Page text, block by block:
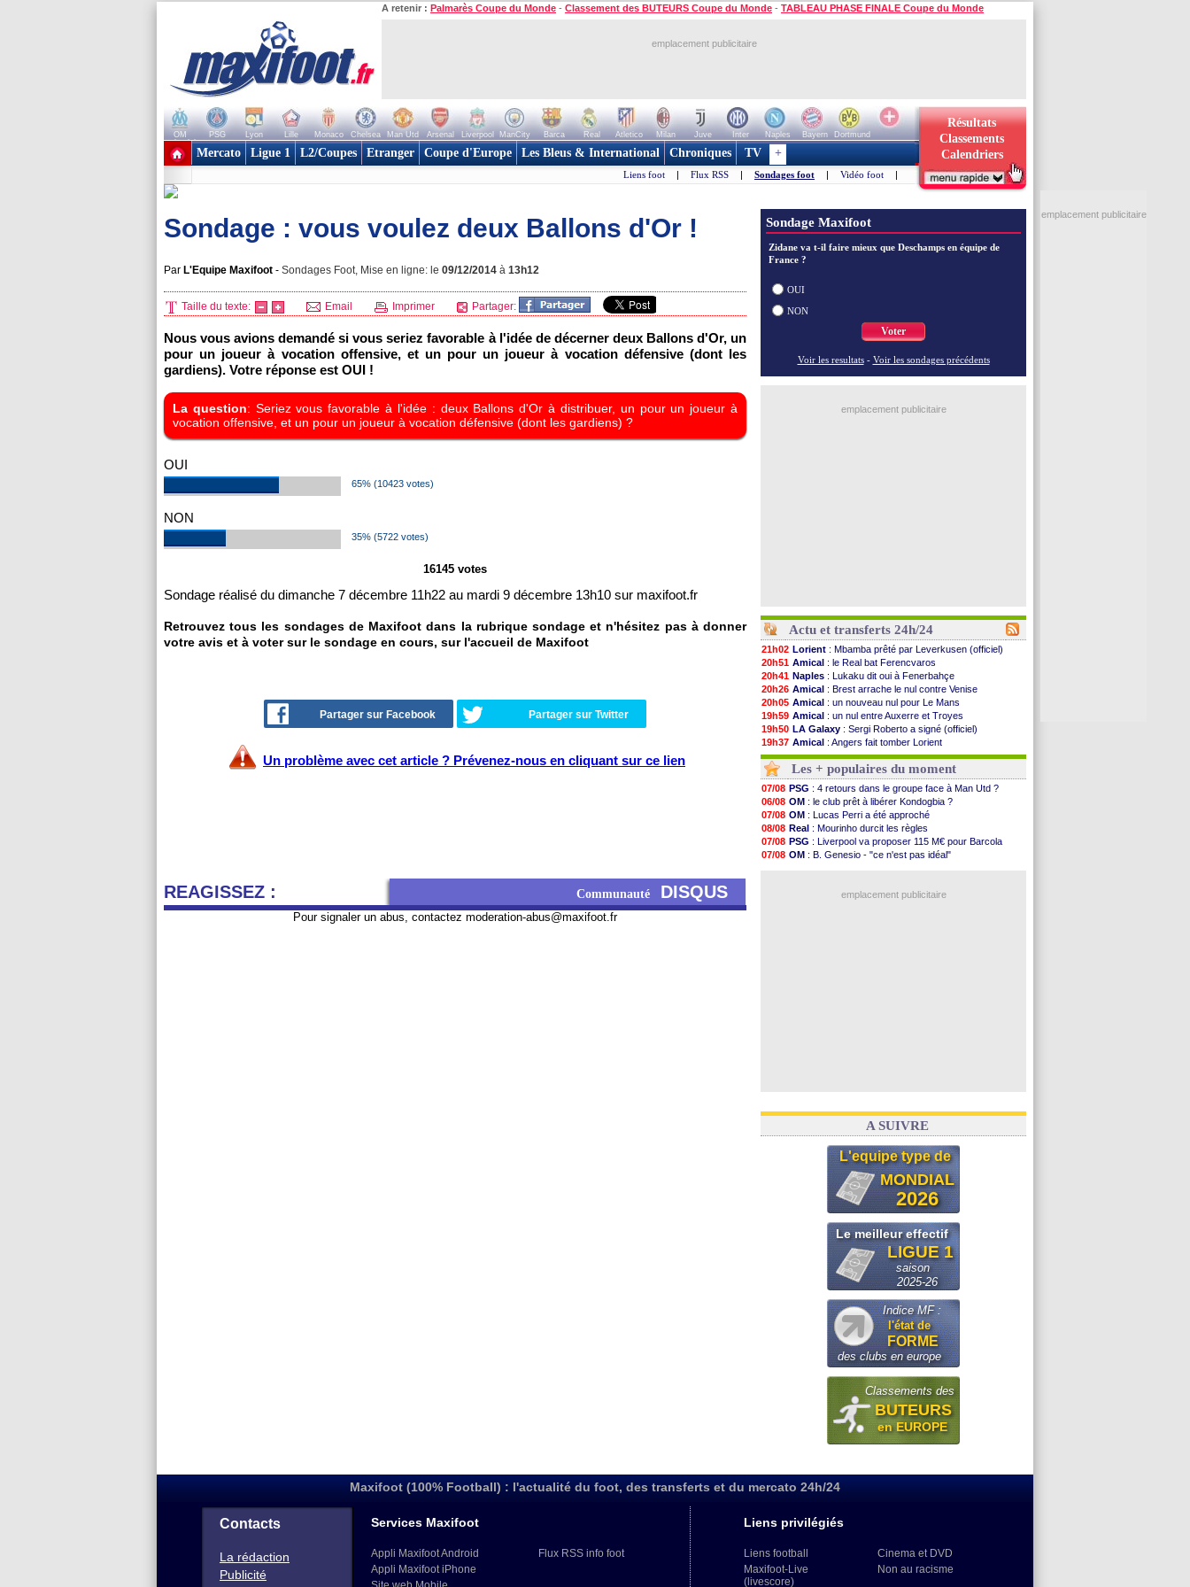
A retenir : Palmarès Coupe du Monde - Classement des BUTEURS Coupe du Monde - TABLEAU PHASE FINALE Coupe du Monde
emplacement publicitaire
OM PSG Lyon Lille Monaco Chelsea Man Utd Arsenal Liverpool ManCity Barca Real Atletico Milan Juve Inter Naples Bayern
Dortmund
+ de clubs
Résultats
Classements
Calendriers
Mercato Ligue 1 L2/Coupes Etranger Coupe d'Europe Les Bleus & International Chroniques TV +
Liens foot | Flux RSS | Sondages foot | Vidéo foot |
Sondage : vous voulez deux Ballons d'Or !
Par L'Equipe Maxifoot - Sondages Foot, Mise en ligne: le 09/12/2014 à 13h12
Taille du texte: Email Imprimer Partager:
Nous vous avions demandé si vous seriez favorable à l'idée de décerner deux Ballons d'Or, un
pour un joueur à vocation offensive, et un pour un joueur à vocation défensive (dont les
gardiens). Votre réponse est OUI !
La question: Seriez vous favorable à l'idée : deux Ballons d'Or à distribuer, un pour un joueur à
vocation offensive, et un pour un joueur à vocation défensive (dont les gardiens) ?
OUI
65% (10423 votes)
NON
35% (5722 votes)
16145 votes
Sondage réalisé du dimanche 7 décembre 11h22 au mardi 9 décembre 13h10 sur maxifoot.fr
Retrouvez tous les sondages de Maxifoot dans la rubrique sondage et n'hésitez pas à donner
votre avis et à voter sur le sondage en cours, sur l'accueil de Maxifoot
Partager sur Facebook Partager sur Twitter
Un problème avec cet article ? Prévenez-nous en cliquant sur ce lien
REAGISSEZ : Communauté DISQUS
Pour signaler un abus, contactez moderation-abus@maxifoot.fr
Sondage Maxifoot
Zidane va t-il faire mieux que Deschamps en équipe de
France ?
OUI
NON
Voter
Voir les resultats - Voir les sondages précédents
emplacement publicitaire
Actu et transferts 24h/24
21h02 Lorient : Mbamba prêté par Leverkusen (officiel)
20h51 Amical : le Real bat Ferencvaros
20h41 Naples : Lukaku dit oui à Fenerbahçe
20h26 Amical : Brest arrache le nul contre Venise
20h05 Amical : un nouveau nul pour Le Mans
19h59 Amical : un nul entre Auxerre et Troyes
19h50 LA Galaxy : Sergi Roberto a signé (officiel)
19h37 Amical : Angers fait tomber Lorient
19h12 Amical: le Paris FC corrigé par Mayence
19h03
Amical : Rennes encore battu par Brentford
18h52 Amical: Paris SG 1-1 Man Utd (fini)
18h41
Barça : De Jong menacé par l’arrivée de...
18h23
Atletico: Simeone ferme la porte pour Alvarez
18h01
Amical: Lens battu par Sunderland avant le ...
17h37
Nottingham: O. Diomande arrive pour 40 M€
17h25
Amical: Strasbourg s'incline encore
17h08
Amical: Lille s'impose à Hambourg
: Paris SG-Man Utd, les compos
Les + populaires du moment
07/08 PSG : 4 retours dans le groupe face à Man Utd ?
06/08 OM : le club prêt à libérer Kondogbia ?
07/08 OM : Lucas Perri a été approché
08/08 Real : Mourinho durcit les règles
07/08 PSG : Liverpool va proposer 115 M€ pour Barcola
07/08 OM : B. Genesio - "ce n'est pas idéal"
emplacement publicitaire
A SUIVRE
L'equipe type de
MONDIAL
2026
Le meilleur effectif
LIGUE 1
saison
2025-26
Indice MF :
l'état de
FORME
des clubs en europe
Classements des
BUTEURS
en EUROPE
emplacement publicitaire
Maxifoot (100% Football) : l'actualité du foot, des transferts et du mercato 24h/24
Contacts
La rédaction
Publicité
Services Maxifoot
Appli Maxifoot Android
Appli Maxifoot iPhone
Flux RSS info foot
Liens privilégiés
Liens football
Maxifoot-Live
(livescore)
Cinema et DVD
Non au racisme